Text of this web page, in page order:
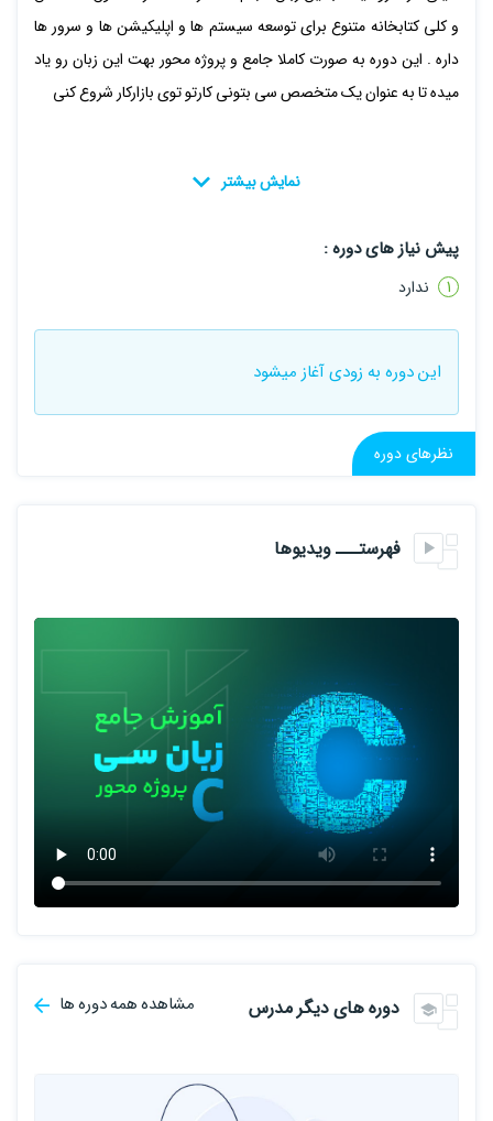
و کلی کتابخانه متنوع برای توسعه سیستم ها و اپلیکیشن ها و سرور ها
داره . این دوره به صورت کاملا جامع و پروژه محور بهت این زبان رو یاد
میده تا به عنوان یک متخصص سی بتونی کارتو توی بازارکار شروع کنی
پیش نیاز های دوره :
ندارد
این دوره به زودی آغاز میشود
نظرهای دوره
فهرستـــ ویدیوها
دوره های دیگر مدرس مشاهده همه دوره ها